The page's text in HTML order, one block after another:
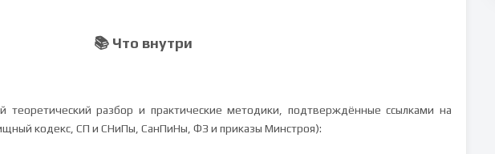
📚 Что внутри
теоретический разбор и практические методики, подтверждённые ссылками на
кодекс, СП и СНиПы, СанПиНы, ФЗ и приказы Минстроя):